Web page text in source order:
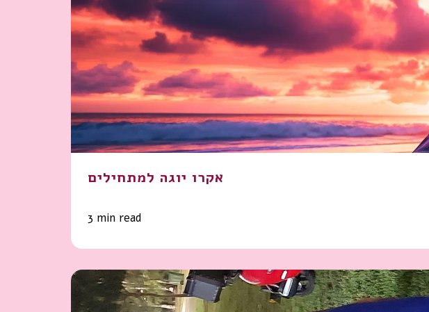
אקרו יוגה למתחילים
3 min read